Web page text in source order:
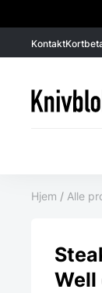
Kontakt
Hjem / Alle
Well